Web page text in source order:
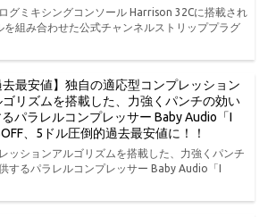
グミキシングコンソール Harrison 32Cに搭載され
を組み合わせた公式チャンネルストリッププラグ
去最安値】独自の適応型コンプレッション
ゴリズムを搭載した、力強くパンチの効い
パラレルコンプレッサー Baby Audio「I
、5ドル圧倒的過去最安値に！！
ッションアルゴリズムを搭載した、力強くパンチ
するパラレルコンプレッサー Baby Audio「I